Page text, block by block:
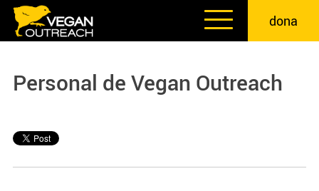
Skip
content
dona
Personal de Vegan Outreach